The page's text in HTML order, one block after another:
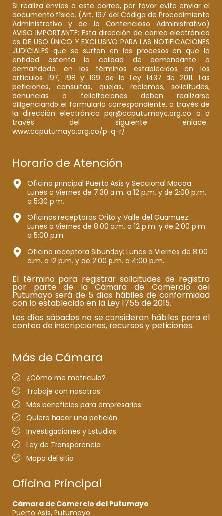
Si realiza envíos a este correo, por favor evite enviar el
documento físico. (Art. 197 del Código de Procedimiento
Administrativo y de lo Contencioso Administrativo)
AVISO IMPORTANTE: Esta dirección de correo electrónico
es DE USO ÚNICO Y EXCLUSIVO PARA LAS NOTIFICACIONES
JUDICIALES que se surtan en los procesos en que la
entidad ostenta la calidad de demandante o
demandada, en los términos establecidos en los
artículos 197, 198 y 199 de la Ley 1437 de 2011. Las
peticiones, consultas, quejas, reclamos, solicitudes,
denuncias o felicitaciones deben realizarse
diligenciando el formulario correspondiente, a través de
la dirección electrónica pqr@ccputumayo.org.co o a
través del siguiente enlace:
www.ccputumayo.org.co/p-q-r/
Horario de Atención
Oficina principal Puerto Asís y Seccional Mocoa:
Lunes a Viernes de 7:30 a.m. a 12 p.m. y de 2:00 p.m.
a 5:30 p.m.
Oficinas receptoras Orito y Valle del Guamuez:
Lunes a Viernes de 8:00 a.m. a 12 p.m. y de 2:00 p.m.
a 5:00 p.m.
Oficina receptora Sibundoy: Lunes a Viernes de 8:00
a.m. a 12 p.m. y de 2:00 p.m. a 4:00 p.m.
El término para registrar solicitudes de registro
por parte de la Cámara de Comercio del
Putumayo será de 5 días hábiles de conformidad
con lo establecido en la Ley 1755 de 2015.
Los días sábados no se consideran hábiles para el
conteo de inscripciones, recursos y peticiones.
Más de Cámara
¿Cómo me matriculo?
Trabaje con nosotros
Más beneficios para empresarios
Quiero hacer una petición
Investigaciones y Estudios
Ley de Transparencia
Mapa del sitio
Oficina Principal
Cámara de Comercio del Putumayo
Puerto Asís, Putumayo